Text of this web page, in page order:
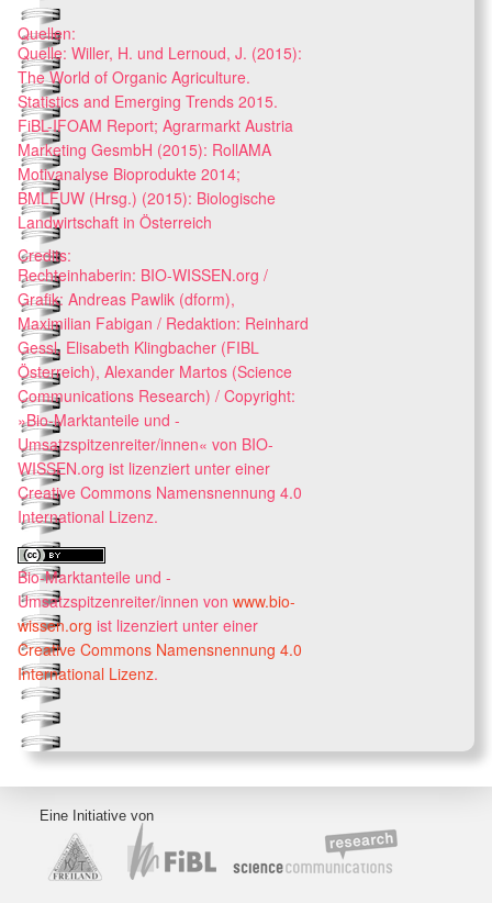
Quellen:
Quelle: Willer, H. und Lernoud, J. (2015):
The World of Organic Agriculture.
Statistics and Emerging Trends 2015.
FiBL-IFOAM Report; Agrarmarkt Austria
Marketing GesmbH (2015): RollAMA
Motivanalyse Bioprodukte 2014;
BMLFUW (Hrsg.) (2015): Biologische
Landwirtschaft in Österreich
Credits:
Rechteinhaberin: BIO-WISSEN.org /
Grafik: Andreas Pawlik (dform),
Maximilian Fabigan / Redaktion: Reinhard
Gessl, Elisabeth Klingbacher (FIBL
Österreich), Alexander Martos (Science
Communications Research) / Copyright:
»Bio-Marktanteile und -
Umsatzspitzenreiter/innen« von BIO-
WISSEN.org ist lizenziert unter einer
Creative Commons Namensnennung 4.0
International Lizenz.
Bio-Marktanteile und -
Umsatzspitzenreiter/innen von www.bio-
wissen.org ist lizenziert unter einer
Creative Commons Namensnennung 4.0
International Lizenz.
Eine Initiative von